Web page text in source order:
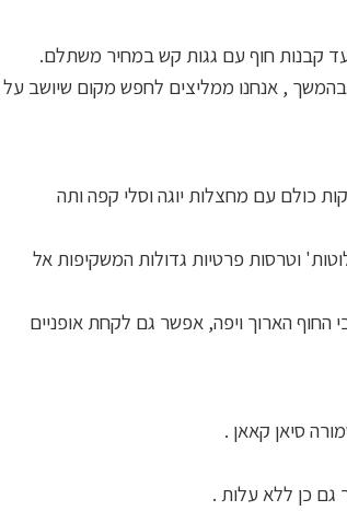
ועד קבנות חוף עם גגות קש במחיר משתלם.
, אנחנו ממליצים לחפש מקום שיושב על
כולם עם מחצלות יוגה וסלי קפה ותה
וטרסות פרטיות גדולות המשקיפות אל
החוף הארוך ויפה, אפשר גם לקחת אופניים
סיאן קאאן .
גם כן ללא עלות .